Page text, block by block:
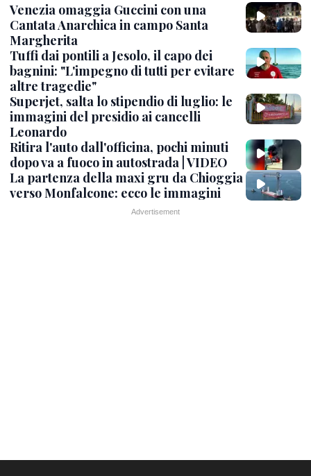
Venezia omaggia Guccini con una
Cantata Anarchica in campo Santa
Margherita
Tuffi dai pontili a Jesolo, il capo dei
bagnini: "L'impegno di tutti per evitare
altre tragedie"
Superjet, salta lo stipendio di luglio: le
immagini del presidio ai cancelli
Leonardo
Ritira l'auto dall'officina, pochi minuti
dopo va a fuoco in autostrada | VIDEO
La partenza della maxi gru da Chioggia
verso Monfalcone: ecco le immagini